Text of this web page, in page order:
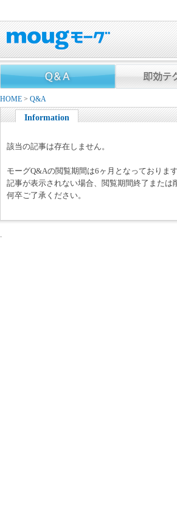
HOME > Q&A
Information
該当の記事は存在しません。
モーグQ&Aの閲覧期間は6ヶ月となっております
記事が表示されない場合、閲覧期間終了または
何卒ご了承ください。